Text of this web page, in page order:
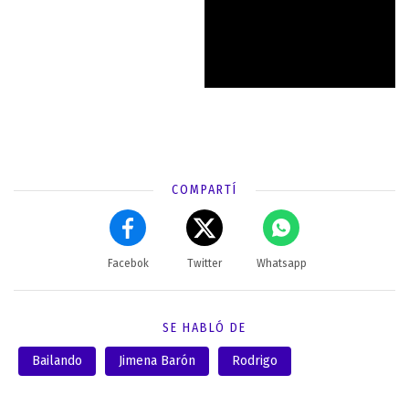
COMPARTÍ
Facebok Twitter Whatsapp
SE HABLÓ DE
Bailando Jimena Barón Rodrigo